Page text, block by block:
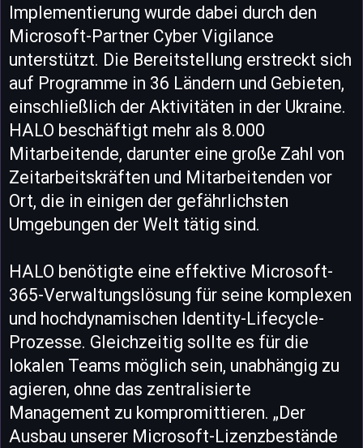
Implementierung wurde dabei durch den
Microsoft-Partner Cyber Vigilance
unterstützt. Die Bereitstellung erstreckt sich
auf Programme in 36 Ländern und Gebieten,
einschließlich der Aktivitäten in der Ukraine.
HALO beschäftigt mehr als 8.000
Mitarbeitende, darunter eine große Zahl von
Zeitarbeitskräften und Mitarbeitenden vor
Ort, die in einigen der gefährlichsten
Umgebungen der Welt tätig sind.
HALO benötigte eine effektive Microsoft-
365-Verwaltungslösung für seine komplexen
und hochdynamischen Identity-Lifecycle-
Prozesse. Gleichzeitig sollte es für die
lokalen Teams möglich sein, unabhängig zu
agieren, ohne das zentralisierte
Management zu kompromittieren. „Der
Ausbau unserer Microsoft-Lizenzbestände